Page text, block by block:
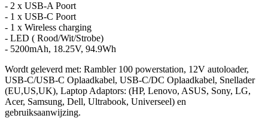
- 2 x USB-A Poort
- 1 x USB-C Poort
- 1 x Wireless charging
- LED ( Rood/Wit/Strobe)
- 5200mAh, 18.25V, 94.9Wh
Wordt geleverd met: Rambler 100 powerstation, 12V autoloader,
USB-C/USB-C Oplaadkabel, USB-C/DC Oplaadkabel, Snellader
(EU,US,UK), Laptop Adaptors: (HP, Lenovo, ASUS, Sony, LG,
Acer, Samsung, Dell, Ultrabook, Universeel) en
gebruiksaanwijzing.